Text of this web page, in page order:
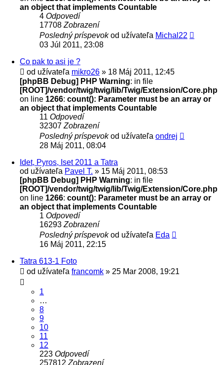
an object that implements Countable
4 Odpovedí
17708 Zobrazení
Posledný príspevokod užívateľa Michal22
03 Júl 2011, 23:08
Co pak to asi je ?
od užívateľa mikro26 » 18 Máj 2011, 12:45
[phpBB Debug] PHP Warning: in file
[ROOT]/vendor/twig/twig/lib/Twig/Extension/Core.php
on line 1266: count(): Parameter must be an array or
an object that implements Countable
11 Odpovedí
32307 Zobrazení
Posledný príspevokod užívateľa ondrej
28 Máj 2011, 08:04
Idet, Pyros, Iset 2011 a Tatra
od užívateľa Pavel T. » 15 Máj 2011, 08:53
[phpBB Debug] PHP Warning: in file
[ROOT]/vendor/twig/twig/lib/Twig/Extension/Core.php
on line 1266: count(): Parameter must be an array or
an object that implements Countable
1 Odpovedí
16293 Zobrazení
Posledný príspevokod užívateľa Eda
16 Máj 2011, 22:15
Tatra 613-1 Foto
od užívateľa francomk » 25 Mar 2008, 19:21
1
…
8
9
10
11
12
223 Odpovedí
257812 Zobrazení